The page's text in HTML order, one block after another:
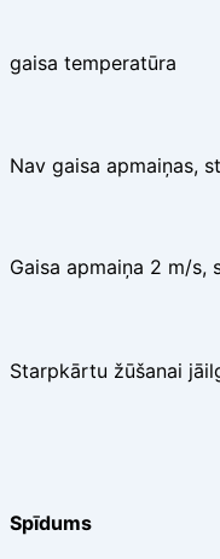
gaisa
Nav gaisa
Gaisa
Starpkārtu žūšanai
Spīdums